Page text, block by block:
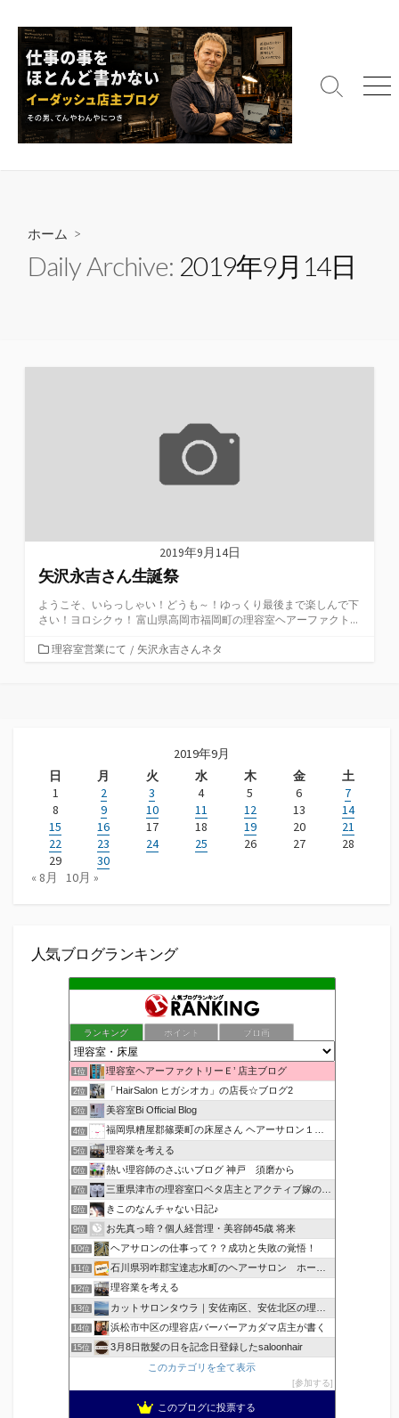
キ
検
メ
ホーム >
Daily Archive: 2019年9月14日
2019年9月14日
矢沢永吉さん生誕祭
ようこそ、いらっしゃい！どうも～！ゆっくり最後まで楽しんで下
さい！ヨロシクゥ！ 富山県高岡市福岡町の理容室ヘアーファクト...
カ理容室営業にて / 矢沢永吉さんネタ
2019年9月
日
月 火 水 木 金
土
1
2 3 4 5 6
7
8
9 10 11 12 13
14
15
16 17 18 19 20
21
22
23 24 25 26 27
28
29
30
« 8月
10月 »
人気ブログランキング
ランキング ポイント ブロ画
1位 理容室ヘアーファクトリーＥ’ 店主ブログ
2位 「HairSalon ヒガシオカ」の店長☆ブログ2
3位 美容室Bi Official Blog
4位 福岡県糟屋郡篠栗町の床屋さん ヘアーサロン１２３公式ブログ
5位 理容業を考える
6位 熱い理容師のさぶいブログ 神戸 須磨から
7位 三重県津市の理容室口ベタ店主とアクティブ嫁のblog
8位 きこのなんチャない日記♪
9位 お先真っ暗？個人経営理・美容師45歳 将来
10位 ヘアサロンの仕事って？？成功と失敗の覚悟！
11位 石川県羽咋郡宝達志水町のヘアーサロン ホープヘアーズ
12位 理容業を考える
13位 カットサロンタウラ｜安佐南区、安佐北区の理美容院
14位 浜松市中区の理容店バーバーアカダマ店主が書く
15位
3月8日散髪の日を記念日登録したsaloonhair
このカテゴリを全て表示
参加する
このブログに投票する